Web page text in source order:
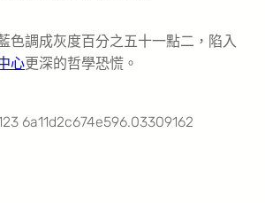
色調成灰度百分之五十一點二，陷入
心更深的哲學恐慌。
6a11d2c674e596.03309162